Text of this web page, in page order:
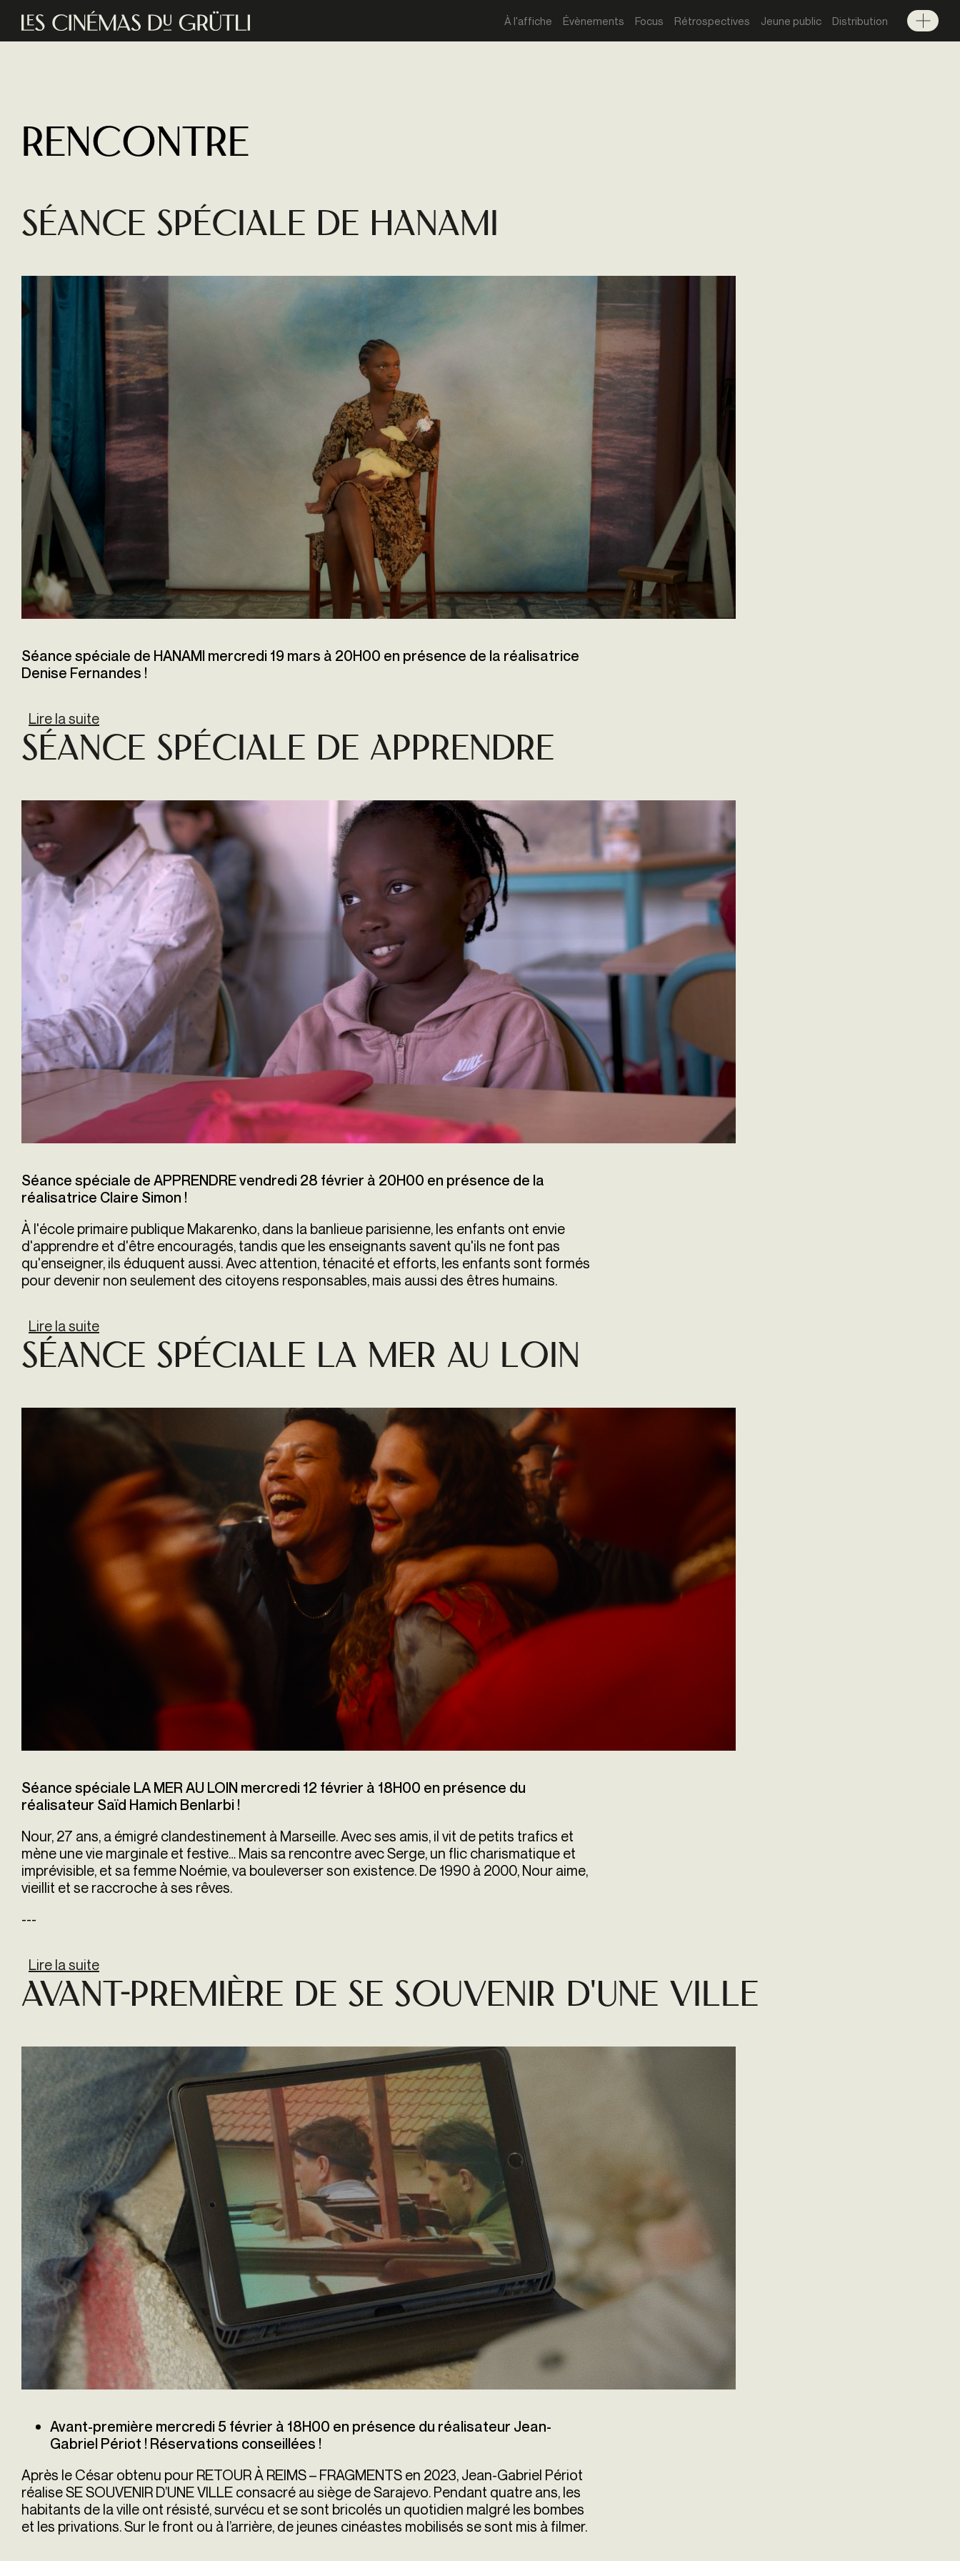
Aller au contenu principal
À l'affiche Évènements Focus Rétrospectives Jeune public Distribution
Menu
Rencontre
Séance spéciale de HANAMI
Séance spéciale de HANAMI mercredi 19 mars à 20H00 en présence de la réalisatrice
Denise Fernandes !
Lire la suite
Séance spéciale de APPRENDRE
Séance spéciale de APPRENDRE vendredi 28 février à 20H00 en présence de la
réalisatrice Claire Simon !
À l'école primaire publique Makarenko, dans la banlieue parisienne, les enfants ont envie
d'apprendre et d'être encouragés, tandis que les enseignants savent qu'ils ne font pas
qu'enseigner, ils éduquent aussi. Avec attention, ténacité et efforts, les enfants sont formés
pour devenir non seulement des citoyens responsables, mais aussi des êtres humains.
Lire la suite
Séance spéciale LA MER AU LOIN
Séance spéciale LA MER AU LOIN mercredi 12 février à 18H00 en présence du
réalisateur Saïd Hamich Benlarbi !
Nour, 27 ans, a émigré clandestinement à Marseille. Avec ses amis, il vit de petits trafics et
mène une vie marginale et festive… Mais sa rencontre avec Serge, un flic charismatique et
imprévisible, et sa femme Noémie, va bouleverser son existence. De 1990 à 2000, Nour aime,
vieillit et se raccroche à ses rêves.
---
Lire la suite
Avant-première de SE SOUVENIR D'UNE VILLE
Avant-première mercredi 5 février à 18H00 en présence du réalisateur Jean-
Gabriel Périot ! Réservations conseillées !
Après le César obtenu pour RETOUR À REIMS – FRAGMENTS en 2023, Jean-Gabriel Périot
réalise SE SOUVENIR D’UNE VILLE consacré au siège de Sarajevo. Pendant quatre ans, les
habitants de la ville ont résisté, survécu et se sont bricolés un quotidien malgré les bombes
et les privations. Sur le front ou à l’arrière, de jeunes cinéastes mobilisés se sont mis à filmer.